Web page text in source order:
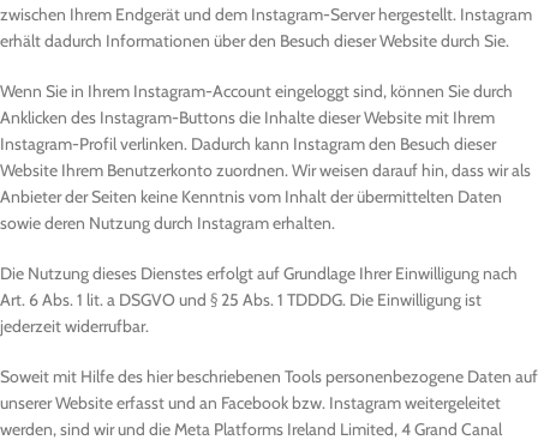
zwischen Ihrem Endgerät und dem Instagram-Server hergestellt. Instagram
erhält dadurch Informationen über den Besuch dieser Website durch Sie.
Wenn Sie in Ihrem Instagram-Account eingeloggt sind, können Sie durch
Anklicken des Instagram-Buttons die Inhalte dieser Website mit Ihrem
Instagram-Profil verlinken. Dadurch kann Instagram den Besuch dieser
Website Ihrem Benutzerkonto zuordnen. Wir weisen darauf hin, dass wir als
Anbieter der Seiten keine Kenntnis vom Inhalt der übermittelten Daten
sowie deren Nutzung durch Instagram erhalten.
Die Nutzung dieses Dienstes erfolgt auf Grundlage Ihrer Einwilligung nach
Art. 6 Abs. 1 lit. a DSGVO und § 25 Abs. 1 TDDDG. Die Einwilligung ist
jederzeit widerrufbar.
Soweit mit Hilfe des hier beschriebenen Tools personenbezogene Daten auf
unserer Website erfasst und an Facebook bzw. Instagram weitergeleitet
werden, sind wir und die Meta Platforms Ireland Limited, 4 Grand Canal